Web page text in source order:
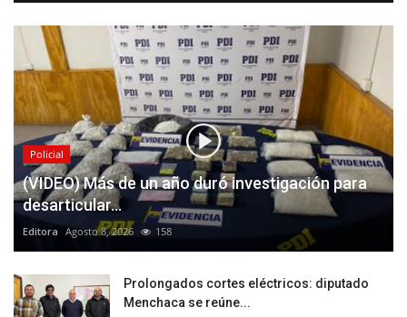
Policial
(VIDEO) Más de un año duró investigación para
desarticular...
Editora Agosto 8, 2026 158
Prolongados cortes eléctricos: diputado
Menchaca se reúne...